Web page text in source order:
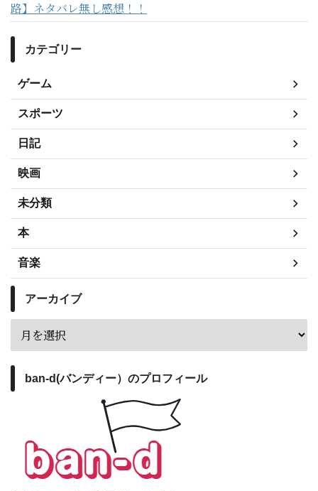
路】ネタバレ無し感想！！
カテゴリー
ゲーム
スポーツ
日記
映画
未分類
本
音楽
アーカイブ
ban-d(バンディー）のプロフィール